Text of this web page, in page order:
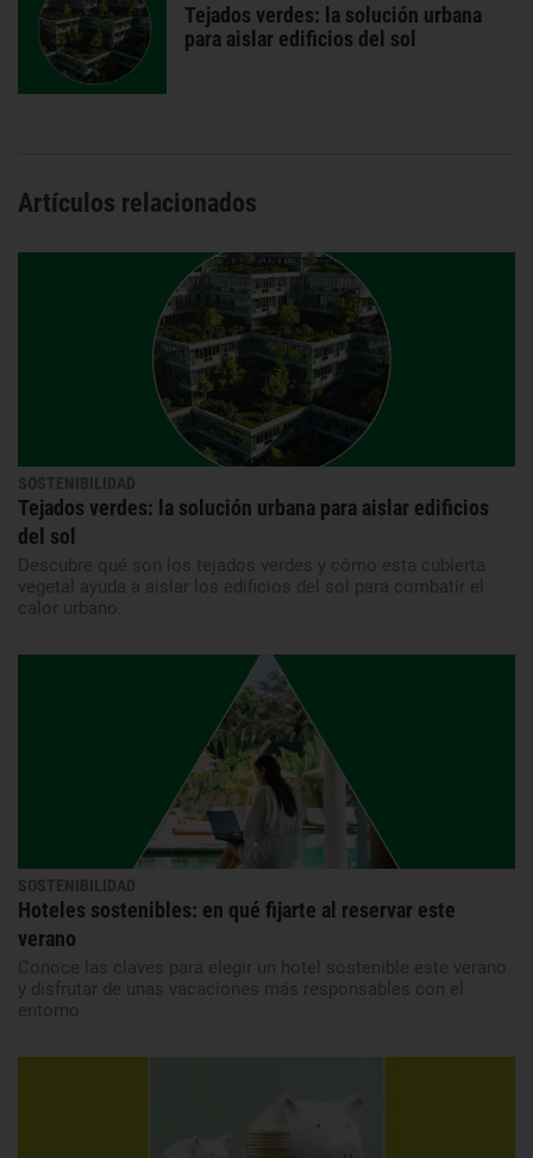
Tejados verdes: la solución urbana
para aislar edificios del sol
Artículos relacionados
SOSTENIBILIDAD
Tejados verdes: la solución urbana para aislar edificios
del sol
Descubre qué son los tejados verdes y cómo esta cubierta
vegetal ayuda a aislar los edificios del sol para combatir el
calor urbano.
SOSTENIBILIDAD
Hoteles sostenibles: en qué fijarte al reservar este
verano
Conoce las claves para elegir un hotel sostenible este verano
y disfrutar de unas vacaciones más responsables con el
entorno